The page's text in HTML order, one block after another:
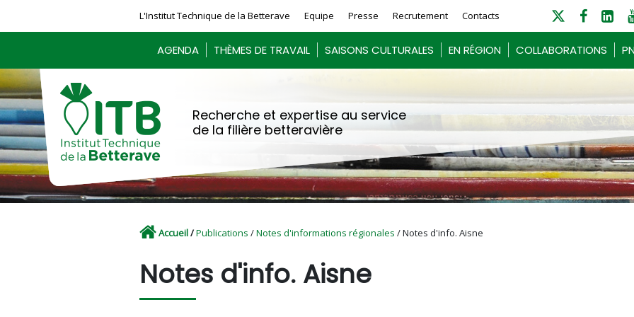
L'Institut Technique de la Betterave Equipe Presse Recrutement Contacts
AGENDA THÈMES DE TRAVAIL SAISONS CULTURALES EN RÉGION COLLABORATIONS
Recherche et expertise au service
de la filière betteravière
Accueil/Publications /Notes d'informations régionales / Notes d'info. Aisne
Notes d'info. Aisne